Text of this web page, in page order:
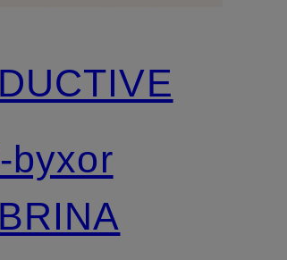
byxor